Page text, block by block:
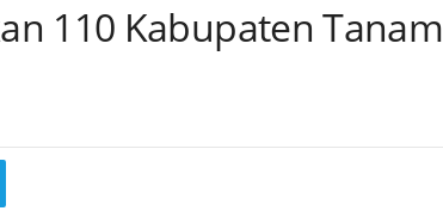
110 Kabupaten Tanam